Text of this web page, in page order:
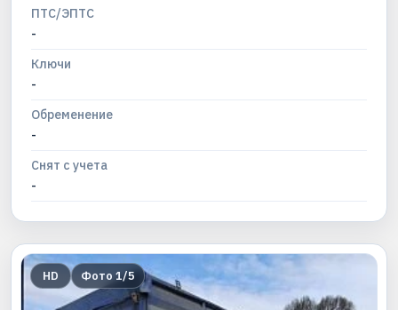
ПТС/ЭПТС
-
Ключи
-
Обременение
-
Снят с учета
-
HD Фото 1/5